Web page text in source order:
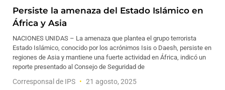
Persiste la amenaza del Estado Islámico en
África y Asia
NACIONES UNIDAS – La amenaza que plantea el grupo terrorista
Estado Islámico, conocido por los acrónimos Isis o Daesh, persiste en
regiones de Asia y mantiene una fuerte actividad en África, indicó un
reporte presentado al Consejo de Seguridad de
Corresponsal de IPS 21 agosto, 2025